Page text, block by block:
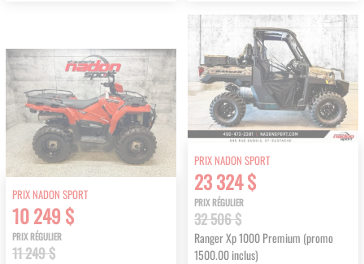
PRIX NADON SPORT
10 249 $
PRIX RÉGULIER
11 249 $
PRIX NADON SPORT
23 324 $
PRIX RÉGULIER
32 506 $
Ranger Xp 1000 Premium (promo
1500.00 inclus)